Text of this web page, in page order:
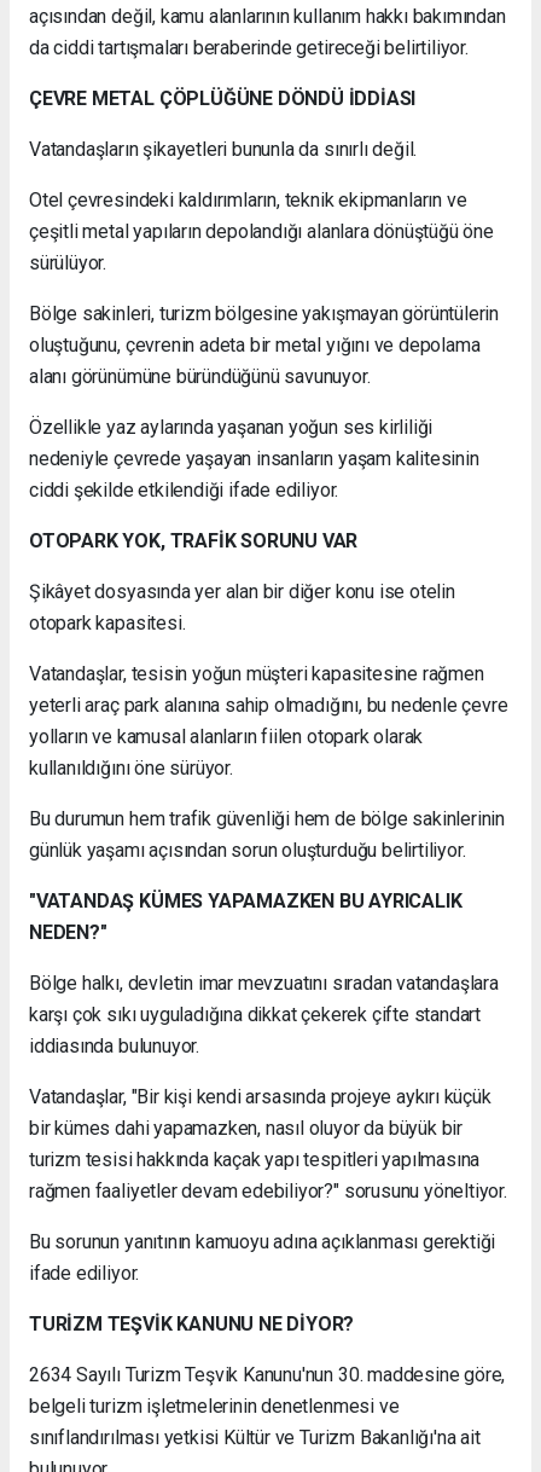
açısından değil, kamu alanlarının kullanım hakkı bakımından
da ciddi tartışmaları beraberinde getireceği belirtiliyor.
ÇEVRE METAL ÇÖPLÜĞÜNE DÖNDÜ İDDİASI
Vatandaşların şikayetleri bununla da sınırlı değil.
Otel çevresindeki kaldırımların, teknik ekipmanların ve
çeşitli metal yapıların depolandığı alanlara dönüştüğü öne
sürülüyor.
Bölge sakinleri, turizm bölgesine yakışmayan görüntülerin
oluştuğunu, çevrenin adeta bir metal yığını ve depolama
alanı görünümüne büründüğünü savunuyor.
Özellikle yaz aylarında yaşanan yoğun ses kirliliği
nedeniyle çevrede yaşayan insanların yaşam kalitesinin
ciddi şekilde etkilendiği ifade ediliyor.
OTOPARK YOK, TRAFİK SORUNU VAR
Şikâyet dosyasında yer alan bir diğer konu ise otelin
otopark kapasitesi.
Vatandaşlar, tesisin yoğun müşteri kapasitesine rağmen
yeterli araç park alanına sahip olmadığını, bu nedenle çevre
yolların ve kamusal alanların fiilen otopark olarak
kullanıldığını öne sürüyor.
Bu durumun hem trafik güvenliği hem de bölge sakinlerinin
günlük yaşamı açısından sorun oluşturduğu belirtiliyor.
"VATANDAŞ KÜMES YAPAMAZKEN BU AYRICALIK
NEDEN?"
Bölge halkı, devletin imar mevzuatını sıradan vatandaşlara
karşı çok sıkı uyguladığına dikkat çekerek çifte standart
iddiasında bulunuyor.
Vatandaşlar, "Bir kişi kendi arsasında projeye aykırı küçük
bir kümes dahi yapamazken, nasıl oluyor da büyük bir
turizm tesisi hakkında kaçak yapı tespitleri yapılmasına
rağmen faaliyetler devam edebiliyor?" sorusunu yöneltiyor.
Bu sorunun yanıtının kamuoyu adına açıklanması gerektiği
ifade ediliyor.
TURİZM TEŞVİK KANUNU NE DİYOR?
2634 Sayılı Turizm Teşvik Kanunu'nun 30. maddesine göre,
belgeli turizm işletmelerinin denetlenmesi ve
sınıflandırılması yetkisi Kültür ve Turizm Bakanlığı'na ait